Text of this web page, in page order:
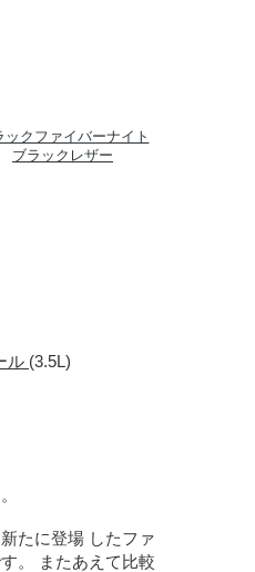
ックファイバーナイト
ブラックレザー
ル (3.5L)
たに登場 したファ
。 またあえて比較